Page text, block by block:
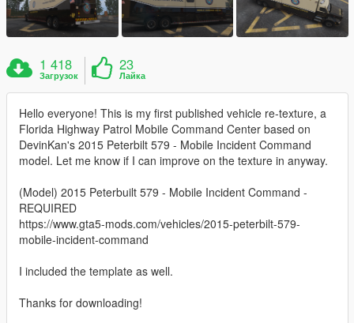
1 418
Загрузок
23
Лайка
Hello everyone! This is my first published vehicle re-texture, a
Florida Highway Patrol Mobile Command Center based on
DevinKan's 2015 Peterbilt 579 - Mobile Incident Command
model. Let me know if I can improve on the texture in anyway.
(Model) 2015 Peterbuilt 579 - Mobile Incident Command -
REQUIRED
https://www.gta5-mods.com/vehicles/2015-peterbilt-579-
mobile-incident-command
I included the template as well.
Thanks for downloading!